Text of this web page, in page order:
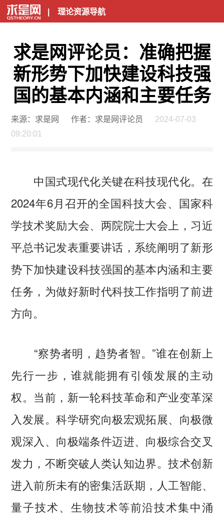
| 理论资源导航
求是网评论员：准确把握
新形势下加快建设科技强
国的基本内涵和主要任务
来源：求是网 作者：求是网评论员
2024-07-03
09:20:01
中国式现代化关键在科技现代化。在
2024年6月召开的全国科技大会、国家科
学技术奖励大会、两院院士大会上，习近
平总书记发表重要讲话，系统阐明了新形
势下加快建设科技强国的基本内涵和主要
任务，为做好新时代科技工作指明了前进
方向。
“察势者明，趋势者智。”谁在创新上
先行一步，谁就能拥有引领发展的主动
权。当前，新一轮科技革命和产业变革深
入发展。科学研究向极宏观拓展、向极微
观深入、向极端条件迈进、向极综合交叉
发力，不断突破人类认知边界。技术创新
进入前所未有的密集活跃期，人工智能、
量子技术、生物技术等前沿技术集中涌